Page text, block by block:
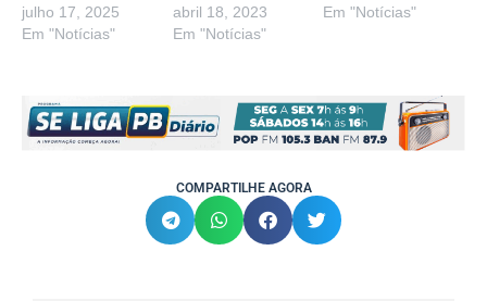
julho 17, 2025
Em "Notícias"
abril 18, 2023
Em "Notícias"
Em "Notícias"
COMPARTILHE AGORA